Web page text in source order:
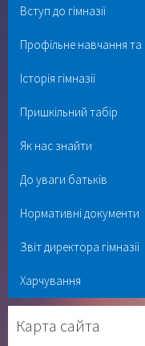
Вступ до гімназії
Профільне навчання
Історія гімназії
Пришкільний табір
Як нас знайти
До уваги батьків
Нормативні документи
Звіт директора гімназії
Харчування
Карта сайта